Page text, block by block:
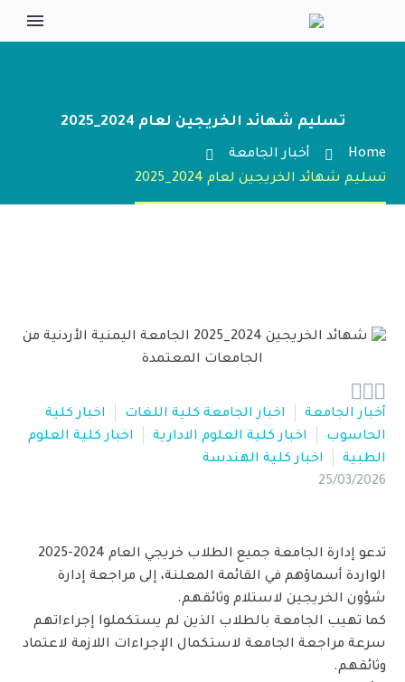
تسليم شهائد الخريجين لعام 2024_2025
Home
أخبار الجامعة
تسليم شهائد الخريجين لعام 2024_2025

أخبار الجامعة اخبار الجامعة كلية اللغات
اخبار كلية
الحاسوب
اخبار كلية العلوم الادارية
اخبار كلية العلوم
الطبية
اخبار كلية الهندسة
25/03/2026
تدعو إدارة الجامعة جميع الطلاب خريجي العام 2024-2025
الواردة أسماؤهم في القائمة المعلنة، إلى مراجعة إدارة
شؤون الخريجين لاستلام وثائقهم.
كما تهيب الجامعة بالطلاب الذين لم يستكملوا إجراءاتهم
سرعة مراجعة الجامعة لاستكمال الإجراءات اللازمة لاعتماد
وثائقهم.